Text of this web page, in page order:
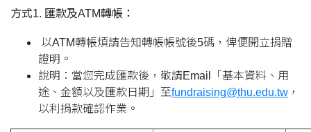
方式1. 匯款及ATM轉帳：
以ATM轉帳煩請告知轉帳帳號後5碼，俾便開立捐贈
證明。
說明：當您完成匯款後，敬請Email「基本資料、用
途、金額以及匯款日期」至fundraising@thu.edu.tw ，
以利捐款確認作業。